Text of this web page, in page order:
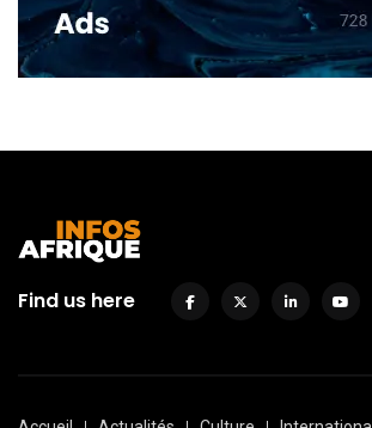
Find us here